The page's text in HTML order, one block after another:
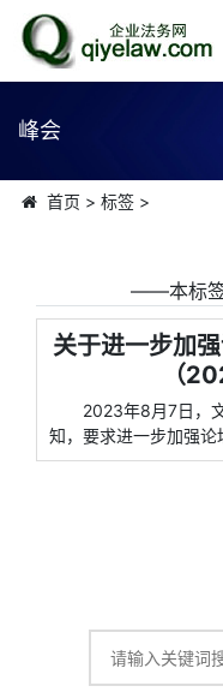
峰会
首页 > 标签>
――本标
关于进一步加
（
2023年8月7日，
知，要求进一步加强论